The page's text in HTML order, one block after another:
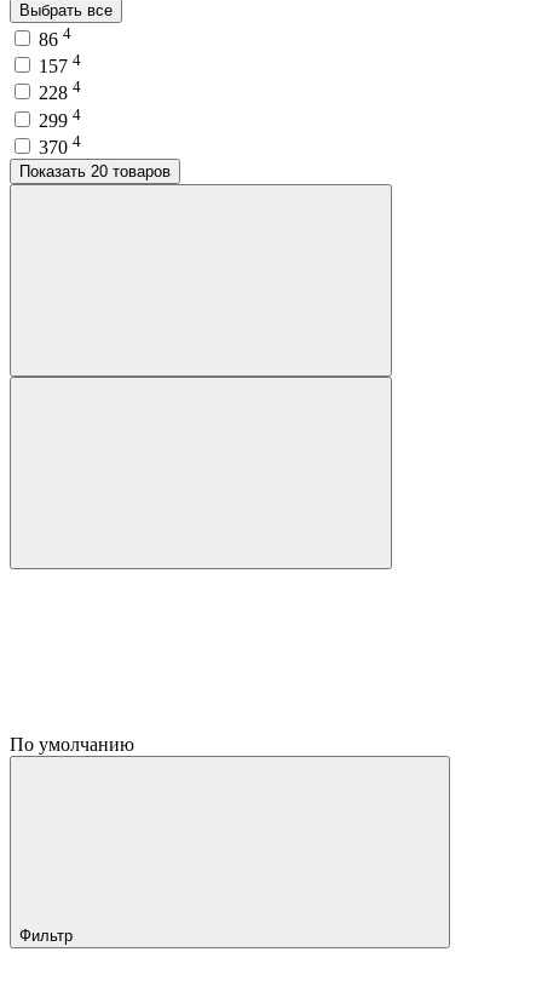
Выбрать все
86 4
157 4
228 4
299 4
370 4
Показать 20 товаров
По умолчанию
Фильтр